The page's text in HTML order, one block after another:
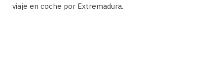
viaje en coche por Extremadura.